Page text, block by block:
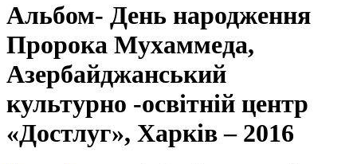
Альбом- День народження
Пророка Мухаммеда,
Азербайджанський
культурно -освітній центр
«Достлуг», Харків – 2016